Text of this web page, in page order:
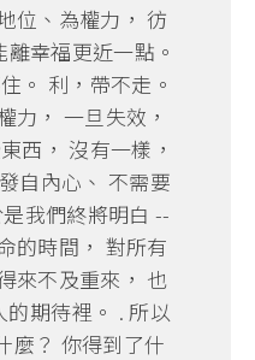
位、為權力， 彷
幸福更近一點。
。 利，帶不走。
力， 一旦失效，
西， 沒有一樣，
自內心、 不需要
我們終將明白 --
的時間， 對所有
來不及重來， 也
期待裡。 . 所以
麼？ 你得到了什